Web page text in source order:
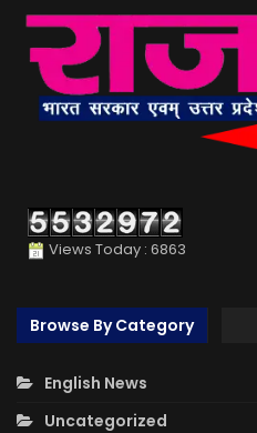
Views Today : 6863
Browse By Category
English News
Uncategorized